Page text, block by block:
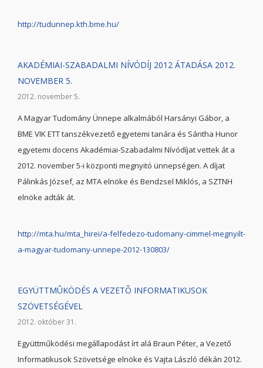
http://tudunnep.kth.bme.hu/
AKADÉMIAI-SZABADALMI NÍVÓDÍJ 2012 ÁTADÁSA 2012.
NOVEMBER 5.
2012. november 5.
A Magyar Tudomány Ünnepe alkalmából Harsányi Gábor, a
BME VIK ETT tanszékvezető egyetemi tanára és Sántha Hunor
egyetemi docens Akadémiai-Szabadalmi Nívódíjat vettek át a
2012. november 5-i központi megnyitó ünnepségen. A díjat
Pálinkás József, az MTA elnöke és Bendzsel Miklós, a SZTNH
elnöke adták át.
http://mta.hu/mta_hirei/a-felfedezo-tudomany-cimmel-megnyilt-
a-magyar-tudomany-unnepe-2012-130803/
EGYÜTTMÛKÖDÉS A VEZETÕ INFORMATIKUSOK
SZÖVETSÉGÉVEL
2012. október 31.
Együttműködési megállapodást írt alá Braun Péter, a Vezető
Informatikusok Szövetsége elnöke és Vajta László dékán 2012.